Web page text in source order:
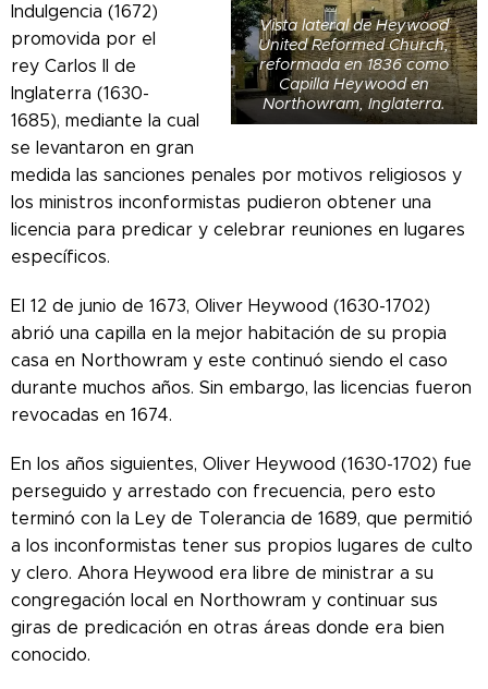
Vista lateral de Heywood
United Reformed Church,
reformada en 1836 como
Capilla Heywood en
Northowram, Inglaterra.
Indulgencia (1672)
promovida por el
rey Carlos II de
Inglaterra (1630-
1685), mediante la cual
se levantaron en gran
medida las sanciones penales por motivos religiosos y
los ministros inconformistas pudieron obtener una
licencia para predicar y celebrar reuniones en lugares
específicos.
El 12 de junio de 1673, Oliver Heywood (1630-1702)
abrió una capilla en la mejor habitación de su propia
casa en Northowram y este continuó siendo el caso
durante muchos años. Sin embargo, las licencias fueron
revocadas en 1674.
En los años siguientes, Oliver Heywood (1630-1702) fue
perseguido y arrestado con frecuencia, pero esto
terminó con la Ley de Tolerancia de 1689, que permitió
a los inconformistas tener sus propios lugares de culto
y clero. Ahora Heywood era libre de ministrar a su
congregación local en Northowram y continuar sus
giras de predicación en otras áreas donde era bien
conocido.